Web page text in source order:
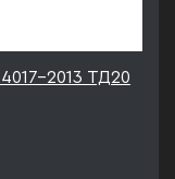
2013 ТД20